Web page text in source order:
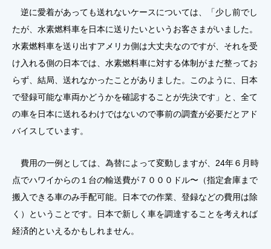
逆に愛着があっても送れないケースについては、「少し前でし
たが、水素燃料車を日本に送りたいというお客さまがいました。
水素燃料車を送り出すアメリカ側は大丈夫なのですが、それを受
け入れる側の日本では、水素燃料車に対する体制がまだ整ってお
らず、結局、送れなかったことがありました。このように、日本
で登録可能な車両かどうかを確認することが先決です」と、全て
の車を日本に送れるわけではないので事前の調査が必要だとアド
バイスしています。
費用の一例としては、為替によって変動しますが、24年６月時
点でハワイからの１台の輸送費が７０００ドル〜（指定倉庫まで
搬入できる車のみ手配可能。日本での作業、登録などの費用は除
く）ということです。日本で新しく車を調達することを考えれば
経済的といえるかもしれません。